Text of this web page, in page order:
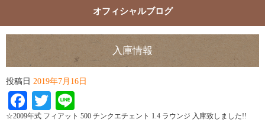
オフィシャルブログ
入庫情報
投稿日 2019年7月16日
Facebook
Twitter
☆2009年式 フィアット 500 チンクエチェント 1.4 ラウンジ 入庫致しました!!